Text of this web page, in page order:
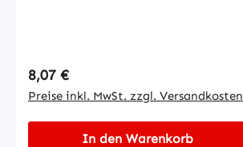
Regulärer Preis:
8,07 €
Preise inkl. MwSt. zzgl. Versandkosten
In den Warenkorb